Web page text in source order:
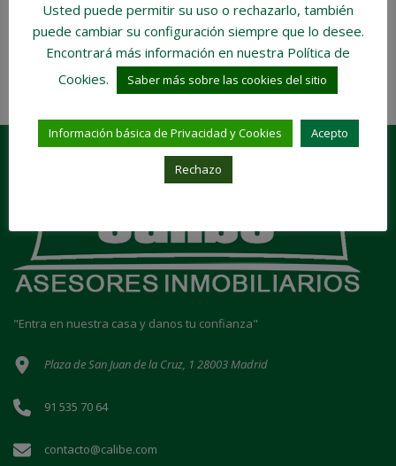
COMPARE DETAILS
1 results
"Entra en nuestra casa y danos tu confianza"
Plaza de San Juan de la Cruz, 1 28003 Madrid
91 535 70 64
contacto@calibe.com
Usted puede permitir su uso o rechazarlo, también
puede cambiar su configuración siempre que lo desee.
Encontrará más información en nuestra Política de
Cookies.
Saber más sobre las cookies del sitio
Información básica de Privacidad y Cookies Acepto
Rechazo